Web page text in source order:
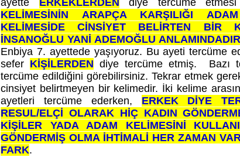
ayette ERKEKLERDEN diye tercüme etmesi
KELİMESİNİN ARAPÇA KARŞILIĞI
KELİMESİDE CİNSİYET BELİRTEN BİR
İNSANOĞLU YANİ ADEMOĞLU
Enbiya 7. ayettede yaşıyoruz. Bu ayeti tercüme
sefer KİŞİLERDEN diye tercüme etmiş. Bazı
tercüme edildiğini görebilirsiniz. Tekrar etmek
cinsiyet belirtmeyen bir kelimedir. İki kelime
ayetleri tercüme ederken, ERKEK DİYE
RESUL/ELÇİ OLARAK HİÇ KADIN
KİŞİLER YADA ADAM KELİMESİNİ
GÖNDERMİŞ OLMA İHTİMALİ HER ZAMAN
FARK.